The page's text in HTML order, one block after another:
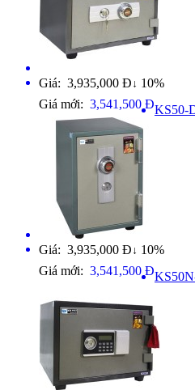
Giá: 3,935,000 Đ ↓ 10%
Giá mới: 3,541,500 ĐKS50-
Giá: 3,935,000 Đ ↓ 10%
Giá mới: 3,541,500 Đ